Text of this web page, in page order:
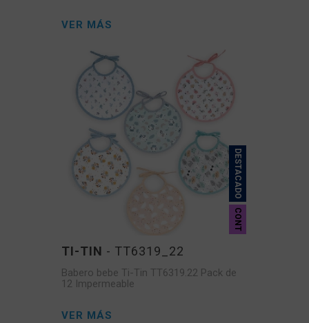
VER MÁS
DESTACADO
CONT
TI-TIN - TT6319_22
Babero bebe Ti-Tin TT6319.22 Pack de
12 Impermeable
VER MÁS